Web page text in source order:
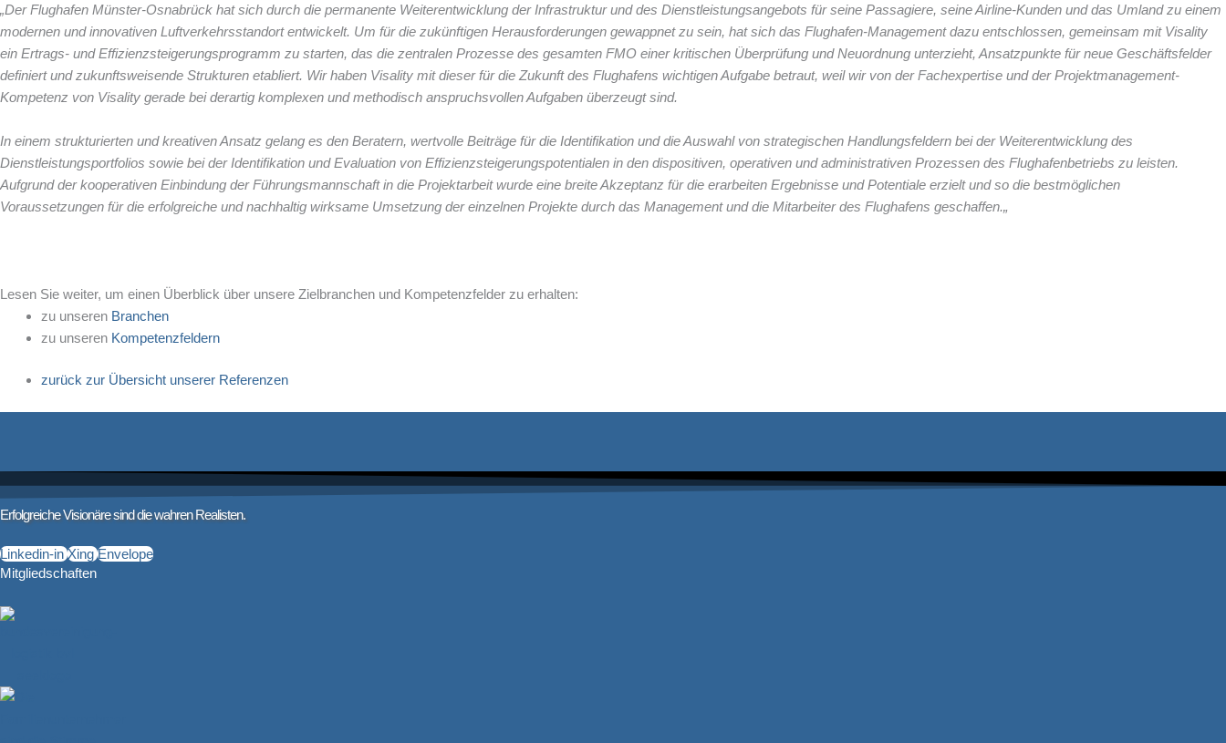
„Der Flughafen Münster-Osnabrück hat sich durch die permanente Weiterentwicklung der Infrastruktur und des Dienstleistungsangebots für seine Passagiere, seine Airline-Kunden und das Umland zu einem
modernen und innovativen Luftverkehrsstandort entwickelt. Um für die zukünftigen Herausforderungen gewappnet zu sein, hat sich das Flughafen-Management dazu entschlossen, gemeinsam mit Visality
ein Ertrags- und Effizienzsteigerungsprogramm zu starten, das die zentralen Prozesse des gesamten FMO einer kritischen Überprüfung und Neuordnung unterzieht, Ansatzpunkte für neue Geschäftsfelder
definiert und zukunftsweisende Strukturen etabliert. Wir haben Visality mit dieser für die Zukunft des Flughafens wichtigen Aufgabe betraut, weil wir von der Fachexpertise und der Projektmanagement-
Kompetenz von Visality gerade bei derartig komplexen und methodisch anspruchsvollen Aufgaben überzeugt sind.
In einem strukturierten und kreativen Ansatz gelang es den Beratern, wertvolle Beiträge für die Identifikation und die Auswahl von strategischen Handlungsfeldern bei der Weiterentwicklung des
Dienstleistungsportfolios sowie bei der Identifikation und Evaluation von Effizienzsteigerungspotentialen in den dispositiven, operativen und administrativen Prozessen des Flughafenbetriebs zu leisten.
Aufgrund der kooperativen Einbindung der Führungsmannschaft in die Projektarbeit wurde eine breite Akzeptanz für die erarbeiten Ergebnisse und Potentiale erzielt und so die bestmöglichen
Voraussetzungen für die erfolgreiche und nachhaltig wirksame Umsetzung der einzelnen Projekte durch das Management und die Mitarbeiter des Flughafens geschaffen.„
Lesen Sie weiter, um einen Überblick über unsere Zielbranchen und Kompetenzfelder zu erhalten:
zu unseren Branchen
zu unseren Kompetenzfeldern
zurück zur Übersicht unserer Referenzen
Erfolgreiche Visionäre sind die wahren Realisten.
Linkedin-in Xing Envelope
Mitgliedschaften